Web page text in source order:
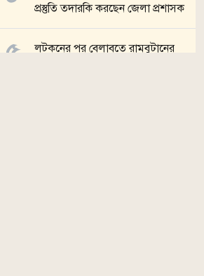
প্রস্তুতি তদারকি করছেন জেলা প্রশাসক
লটকনের পর বেলাবতে রামবুটানের